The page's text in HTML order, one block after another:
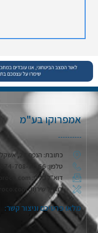
אמפרוקו בע"מ
כתובת: הנפח 28, אשקלון
טלפון: 074-708-71-66
דוא"ל כללי: Info@emproco.com
דוא"ל שירות: Service@emproco.com
מלאו פרטיכם וניצור קשר: